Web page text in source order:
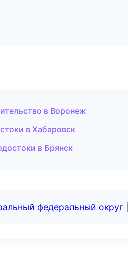
в Воронеж
в Хабаровск
в Брянск
федеральный округ